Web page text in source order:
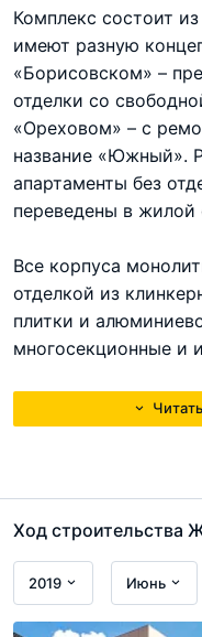
Комплекс состоит
имеют разную
«Борисовском» –
отделки со
«Ореховом» – с
название «Южный».
апартаменты без
переведены в жилой
Все корпуса
отделкой из
плитки и
многосекционные и
всех домах –
предусмотрена
Ход строительства
2019 Июнь